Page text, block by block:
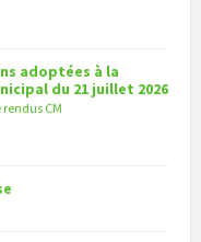
adoptées à la
du 21 juillet 2026
CM